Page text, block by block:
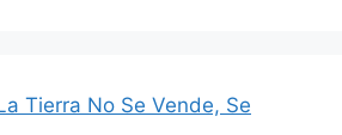
Tierra No Se Vende, Se